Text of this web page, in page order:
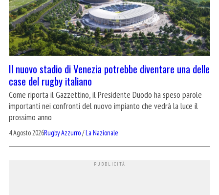
Il nuovo stadio di Venezia potrebbe diventare una delle
case del rugby italiano
Come riporta il Gazzettino, il Presidente Duodo ha speso parole
importanti nei confronti del nuovo impianto che vedrà la luce il
prossimo anno
4 Agosto 2026Rugby Azzurro/La Nazionale